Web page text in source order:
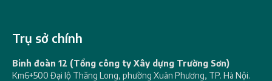
Trụ sở chính
Binh đoàn 12 (Tổng công ty Xây dựng Trường Sơn)
Km6+500 Đại lộ Thăng Long, phường Xuân Phương, TP. Hà Nội.